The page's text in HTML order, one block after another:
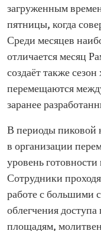
загруженным
пятницы, когда
Среди месяцев
отличается месяц
создаёт также
перемещаются
заранее
В периоды пиковой
в организации
уровень
Сотрудники
работе с большими
облегчения
площадям,